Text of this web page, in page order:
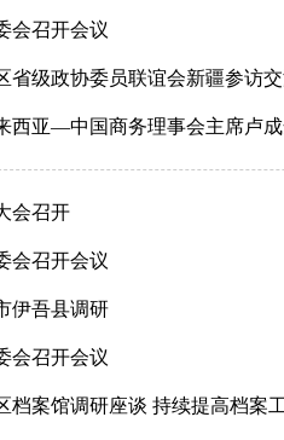
会召开会议
省级政协委员联谊会新疆参访
西亚—中国商务理事会主席卢
会召开
会召开会议
伊吾县调研
会召开会议
档案馆调研座谈 持续提高档案